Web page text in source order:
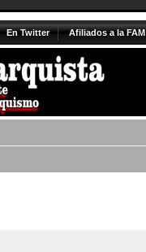
En Twitter Afiliados a la FAM